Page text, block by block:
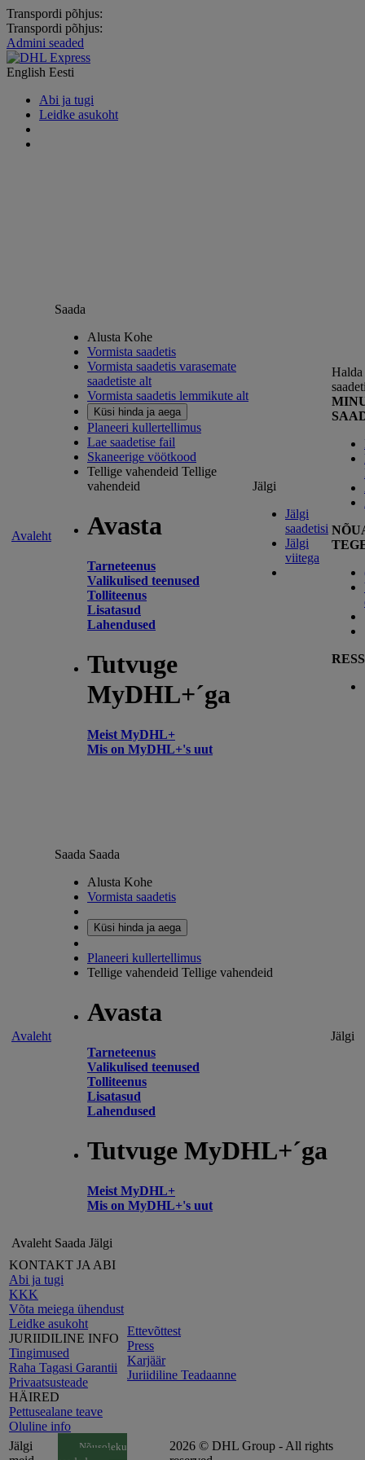
Transpordi põhjus:
Transpordi põhjus:
Admini seaded
English Eesti
Abi ja tugi
Leidke asukoht
Avaleht
Saada
Alusta Kohe
Vormista saadetis
Vormista saadetis varasemate
saadetiste alt
Vormista saadetis lemmikute alt
Küsi hinda ja aega
Planeeri kullertellimus
Lae saadetise fail
Skaneerige vöötkood
Tellige vahendeid Tellige
vahendeid
Avasta
Tarneteenus
Valikulised teenused
Tolliteenus
Lisatasud
Lahendused
Tutvuge
MyDHL+´ga
Meist MyDHL+
Mis on MyDHL+'s uut
Jälgi
Jälgi
saadetisi
Jälgi
viitega
Avaleht
Saada Saada
Alusta Kohe
Vormista saadetis
Küsi hinda ja aega
Planeeri kullertellimus
Tellige vahendeid Tellige vahendeid
Avasta
Tarneteenus
Valikulised teenused
Tolliteenus
Lisatasud
Lahendused
Tutvuge MyDHL+´ga
Meist MyDHL+
Mis on MyDHL+'s uut
Jälgi
Avaleht Saada Jälgi
KONTAKT JA ABI
Abi ja tugi
KKK
Võta meiega ühendust
Leidke asukoht
JURIIDILINE INFO
Tingimused
Raha Tagasi Garantii
Privaatsusteade
HÄIRED
Pettusealane teave
Oluline info
Ettevõttest
Press
Karjäär
Juriidiline Teadaanne
Jälgi
Nõusoleku
2026 © DHL Group - All rights